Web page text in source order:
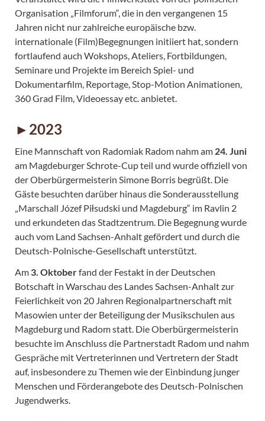
Organisation „Filmforum“, die in den vergangenen 15
Jahren nicht nur zahlreiche europäische bzw.
internationale (Film)Begegnungen initiiert hat, sondern
fortlaufend auch Wokshops, Ateliers, Fortbildungen,
Seminare und Projekte im Bereich Spiel- und
Dokumentarfilm, Reportage, Stop-Motion Animationen,
360 Grad Film, Videoessay etc. anbietet.
►2023
Eine Mannschaft von Radomiak Radom nahm am 24. Juni
am Magdeburger Schrote-Cup teil und wurde offiziell von
der Oberbürgermeisterin Simone Borris begrüßt. Die
Gäste besuchten darüber hinaus die Sonderausstellung
„Marschall Józef Piłsudski und Magdeburg“ im Ravlin 2
und erkundeten das Stadtzentrum. Die Begegnung wurde
auch vom Land Sachsen-Anhalt gefördert und durch die
Deutsch-Polnische-Gesellschaft unterstützt.
Am 3. Oktoberfand der Festakt in der Deutschen
Botschaft in Warschau des Landes Sachsen-Anhalt zur
Feierlichkeit von 20 Jahren Regionalpartnerschaft mit
Masowien unter der Beteiligung der Musikschulen aus
Magdeburg und Radom statt. Die Oberbürgermeisterin
besuchte im Anschluss die Partnerstadt Radom und nahm
Gespräche mit Vertreterinnen und Vertretern der Stadt
auf, insbesondere zu Themen wie der Einbindung junger
Menschen und Förderangebote des Deutsch-Polnischen
Jugendwerks.